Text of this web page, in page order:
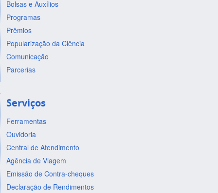
Bolsas e Auxílios
Programas
Prêmios
Popularização da Ciência
Comunicação
Parcerias
Serviços
Ferramentas
Ouvidoria
Central de Atendimento
Agência de Viagem
Emissão de Contra-cheques
Declaração de Rendimentos